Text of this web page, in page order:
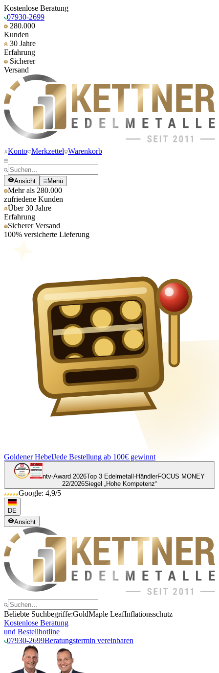
Kostenlose Beratung
07930-2699
280.000
Kunden
30 Jahre
Erfahrung
Sicherer
Versand
Konto Merkzettel Warenkorb
Ansicht Menü
Mehr als 280.000
zufriedene Kunden
Über 30 Jahre
Erfahrung
Sicherer Versand
100% versicherte Lieferung
Goldener HebelJede Bestellung ab 100€ gewinnt
ntv-Award 2026Top 3 Edelmetall-HändlerFOCUS MONEY
22/2026Siegel „Hohe Kompetenz“
Google: 4,9/5
DE
Ansicht
Beliebte Suchbegriffe:GoldMaple LeafInflationsschutz
Kostenlose Beratung
und Bestellhotline
07930-2699Beratungstermin vereinbaren